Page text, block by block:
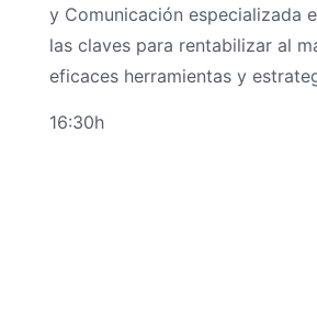
y Comunicación especializada
las claves para rentabilizar al
eficaces herramientas y
16:30h